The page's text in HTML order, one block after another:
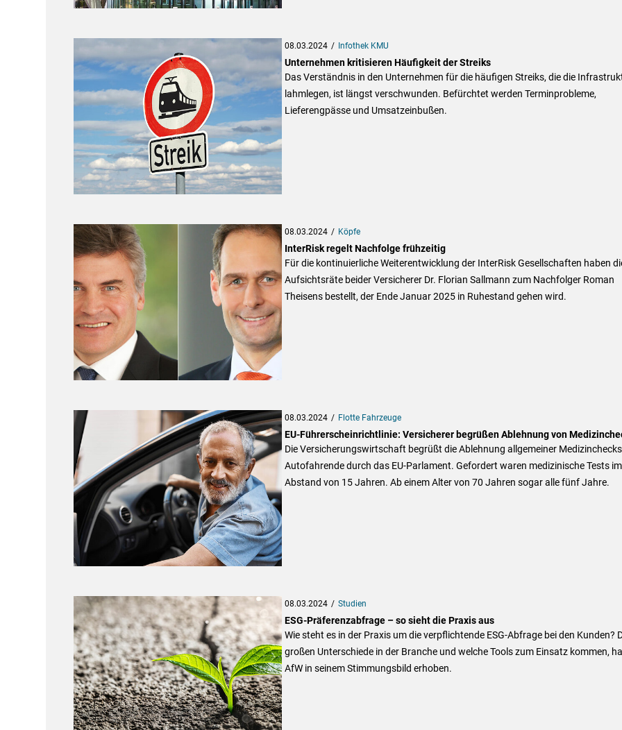
08.03.2024 Infothek KMU
Unternehmen kritisieren Häufigkeit der Streiks
Das Verständnis in den Unternehmen für die häufigen Streiks, die die
lahmlegen, ist längst verschwunden. Befürchtet werden Terminprobleme,
Lieferengpässe und Umsatzeinbußen.
08.03.2024 Köpfe
InterRisk regelt Nachfolge frühzeitig
Für die kontinuierliche Weiterentwicklung der InterRisk Gesellschaften haben
Aufsichtsräte beider Versicherer Dr. Florian Sallmann zum Nachfolger Roman
Theisens bestellt, der Ende Januar 2025 in Ruhestand gehen wird.
08.03.2024 Flotte Fahrzeuge
EU-Führerscheinrichtlinie: Versicherer begrüßen Ablehnung von
Die Versicherungswirtschaft begrüßt die Ablehnung allgemeiner
Autofahrende durch das EU-Parlament. Gefordert waren medizinische Tests im
Abstand von 15 Jahren. Ab einem Alter von 70 Jahren sogar alle fünf Jahre.
08.03.2024 Studien
ESG-Präferenzabfrage – so sieht die Praxis aus
Wie steht es in der Praxis um die verpflichtende ESG-Abfrage bei den Kunden?
großen Unterschiede in der Branche und welche Tools zum Einsatz kommen,
AfW in seinem Stimmungsbild erhoben.